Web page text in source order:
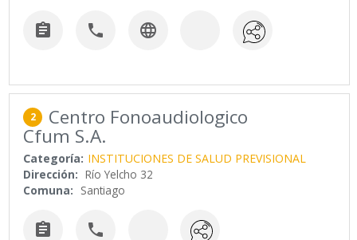
  
2 Centro Fonoaudiologico
Cfum S.A.
Categoría: INSTITUCIONES DE SALUD PREVISIONAL
Dirección: Río Yelcho 32
Comuna: Santiago
 